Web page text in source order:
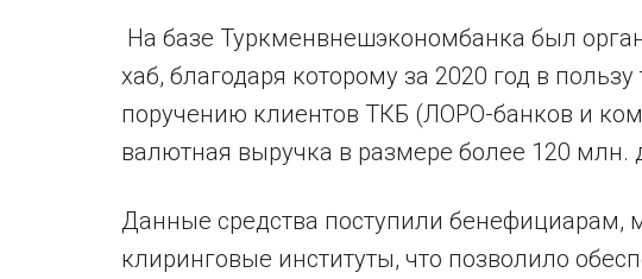
На базе Туркменвнешэкономбанка был
хаб, благодаря которому за 2020 год в
поручению клиентов ТКБ (ЛОРО-банков и
валютная выручка в размере более 120
Данные средства поступили бенефициарам,
клиринговые институты, что позволило